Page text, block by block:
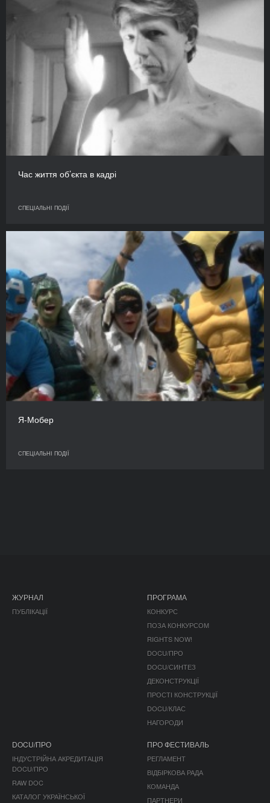
Час життя об’єкта в кадрі
СПЕЦІАЛЬНІ ПОДІЇ
Я-Мобер
СПЕЦІАЛЬНІ ПОДІЇ
ЖУРНАЛ
ПУБЛІКАЦІЇ
ПРОГРАМА
КОНКУРС
ПОЗА КОНКУРСОМ
RIGHTS NOW!
DOCU/ПРО
DOCU/СИНТЕЗ
ДЕКОНСТРУКЦІЇ
ПРОСТІ КОНСТРУКЦІЇ
DOCU/КЛАС
НАГОРОДИ
DOCU/ПРО
ІНДУСТРІЙНА АКРЕДИТАЦІЯ
DOCU/ПРО
RAW DOC
КАТАЛОГ УКРАЇНСЬКОЇ
ПРО ФЕСТИВАЛЬ
РЕГЛАМЕНТ
ВІДБІРКОВА РАДА
КОМАНДА
ПАРТНЕРИ